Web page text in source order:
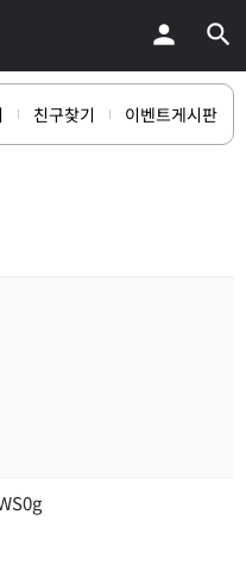
친구찾기 이벤트게시판